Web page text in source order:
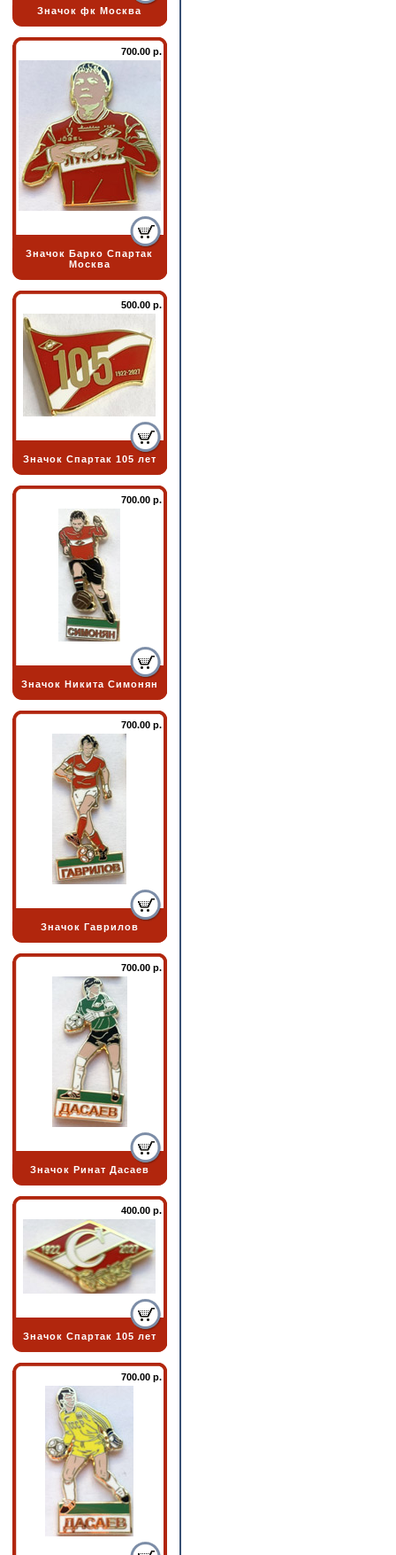
Значок фк Москва
700.00 р.
Значок Барко Спартак
Москва
500.00 р.
Значок Спартак 105 лет
700.00 р.
Значок Никита Симонян
700.00 р.
Значок Гаврилов
700.00 р.
Значок Ринат Дасаев
400.00 р.
Значок Спартак 105 лет
700.00 р.